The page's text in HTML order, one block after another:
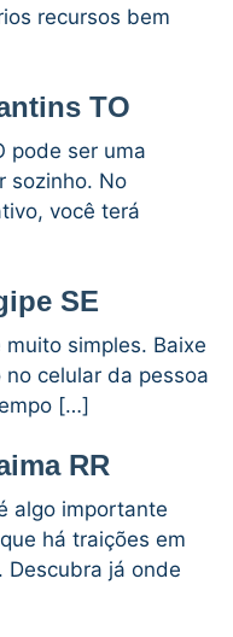
recursos bem
TO
pode ser uma
sozinho. No
você terá
SE
muito simples. Baixe
celular da pessoa
[…]
RR
algo importante
há traições em
Descubra já onde